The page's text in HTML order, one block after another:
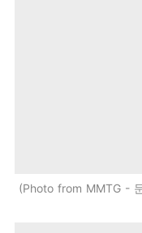
Photo from MMTG -